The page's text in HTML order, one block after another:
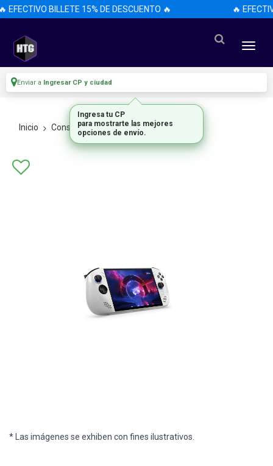
EFECTIVO BILLETE 15% DE DESCUENTO 🔥 🔥
Enviar a Ingresar CP y ciudad
Inicio Consolas Todas Las Consolas
* Las imágenes se exhiben con fines ilustrativos.
Ingresa tu CP
para mostrarte las mejores
opciones de envío.